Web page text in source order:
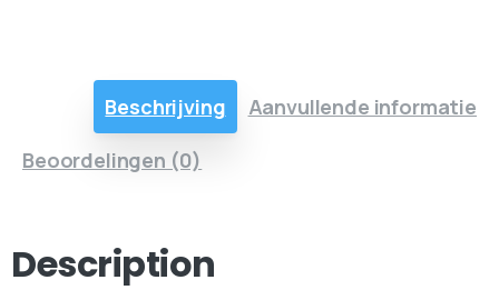
Beschrijving
Aanvullende informatie
Beoordelingen (0)
Description